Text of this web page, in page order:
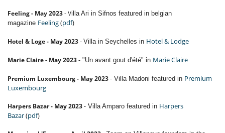
Feeling - May 2023- Villa Ari in Sifnos featured in belgian
magazine Feeling(pdf)
Hotel & Loge - May 2023- Villa in Seychelles in Hotel & Lodge
Marie Claire - May 2023- "Un avant gout d'été" in Marie Claire
Premium Luxembourg - May 2023 - Villa Madoni featured in Premium
Luxembourg
Harpers Bazar - May 2023 - Villa Amparo featured in Harpers
Bazar(pdf)